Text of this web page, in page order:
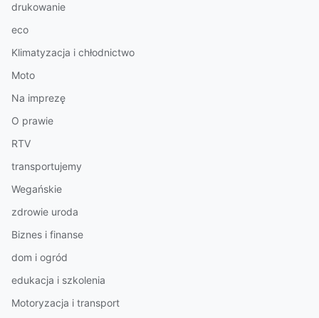
drukowanie
eco
Klimatyzacja i chłodnictwo
Moto
Na imprezę
O prawie
RTV
transportujemy
Wegańskie
zdrowie uroda
Biznes i finanse
dom i ogród
edukacja i szkolenia
Motoryzacja i transport